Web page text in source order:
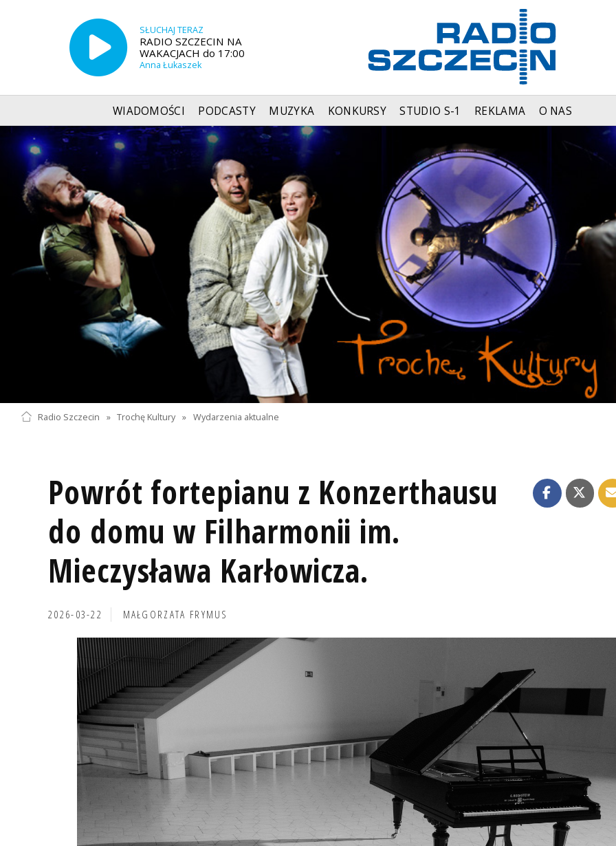
SŁUCHAJ TERAZ
RADIO SZCZECIN NA
WAKACJACH do 17:00
Anna Łukaszek
WIADOMOŚCI PODCASTY MUZYKA KONKURSY STUDIO S-1 REKLAMA O NAS
Radio Szczecin » Trochę Kultury » Wydarzenia aktualne
Powrót fortepianu z Konzerthausu
do domu w Filharmonii im.
Mieczysława Karłowicza.
2026-03-22 MAŁGORZATA FRYMUS